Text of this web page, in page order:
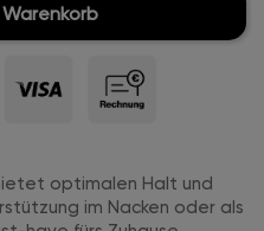
optimalen Halt und
im Nacken oder als